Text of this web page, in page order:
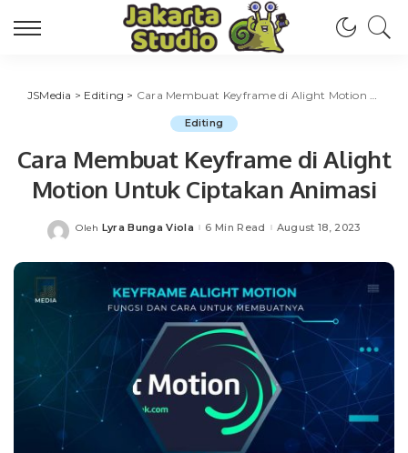
JSMedia > Editing > Cara Membuat Keyframe di Alight Motion Untuk Ciptakan Animasi
Editing
Cara Membuat Keyframe di Alight
Motion Untuk Ciptakan Animasi
Posted
Oleh Lyra Bunga Viola 6 Min Read August 18, 2023